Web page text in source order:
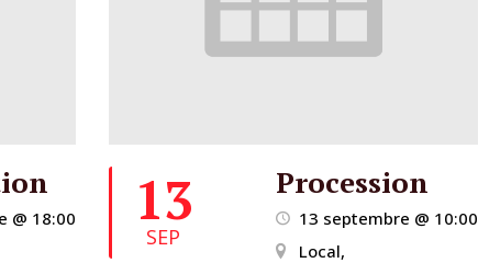
@ 18:00
13
SEP
Procession
13 septembre @ 10:00
Local,